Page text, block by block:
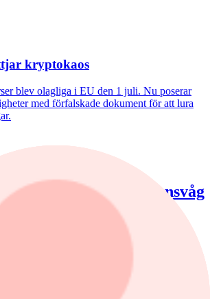
kryptokaos
blev olagliga i EU den 1 juli. Nu poserar
med förfalskade dokument för att lura
och ny inflationsvåg
kan nå oss redan i höst. Europas
Samtidigt möter svenskarna